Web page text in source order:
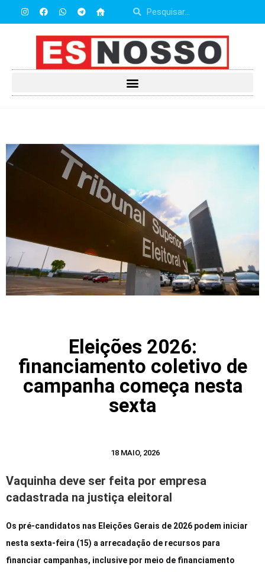
Eleições 2026:
financiamento coletivo de
campanha começa nesta
sexta
18 MAIO, 2026
Vaquinha deve ser feita por empresa
cadastrada na justiça eleitoral
Os pré-candidatos nas Eleições Gerais de 2026 podem iniciar
nesta sexta-feira (15) a arrecadação de recursos para
financiar campanhas, inclusive por meio de financiamento